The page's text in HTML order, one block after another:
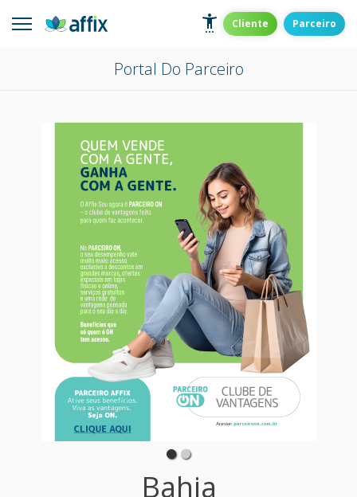
content
Affix
Administradora de Benefícios Cliente Parceiro
Portal Do Parceiro
Bahia